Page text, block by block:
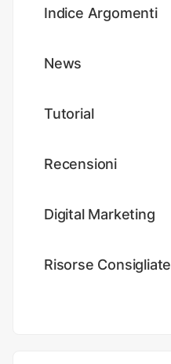
Indice Argomenti
News
Tutorial
Recensioni
Digital Marketing
Risorse Consigliate